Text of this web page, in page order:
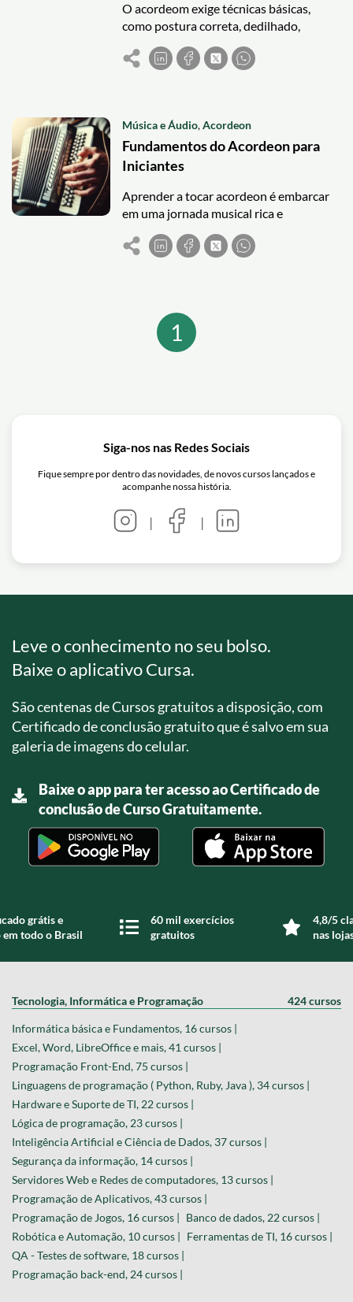
O acordeom exige técnicas básicas,
como postura correta, dedilhado,
coordenação entre as mãos e controle
do fole. Pratique com atenção para
Música e Áudio,Acordeon
Fundamentos do Acordeon para
Iniciantes
Aprender a tocar acordeon é embarcar
em uma jornada musical rica e
gratificante. Este instrumento versátil,
com suas profundas raízes culturais em
primeiro passo crucial para desbloquear
o potencial completo do acordeon. Este
artigo aborda técnicas básicas e dicas
1
Siga-nos nas Redes Sociais
Fique sempre por dentro das novidades, de novos cursos lançados e
acompanhe nossa história.
| |
Leve o conhecimento no seu bolso.
Baixe o aplicativo Cursa.
São centenas de Cursos gratuitos a disposição, com
Certificado de conclusão gratuito que é salvo em sua
galeria de imagens do celular.
Baixe o app para ter acesso ao Certificado de
conclusão de Curso Gratuitamente.
grátis e
todo o Brasil
60 mil exercícios
gratuitos
4,8/5
nas
Tecnologia, Informática e Programação 424 cursos
Informática básica e Fundamentos, 16 cursos |
Excel, Word, LibreOffice e mais, 41 cursos |
Programação Front-End, 75 cursos |
Linguagens de programação ( Python, Ruby, Java ), 34 cursos |
Hardware e Suporte de TI, 22 cursos |
Lógica de programação, 23 cursos |
Inteligência Artificial e Ciência de Dados, 37 cursos |
Segurança da informação, 14 cursos |
Servidores Web e Redes de computadores, 13 cursos |
Programação de Aplicativos, 43 cursos |
Programação de Jogos, 16 cursos | Banco de dados, 22 cursos |
Robótica e Automação, 10 cursos | Ferramentas de TI, 16 cursos |
QA - Testes de software, 18 cursos |
Programação back-end, 24 cursos |